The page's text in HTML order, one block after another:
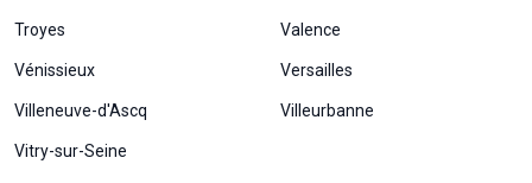
Troyes Valence
Vénissieux Versailles
Villeneuve-d'Ascq Villeurbanne
Vitry-sur-Seine